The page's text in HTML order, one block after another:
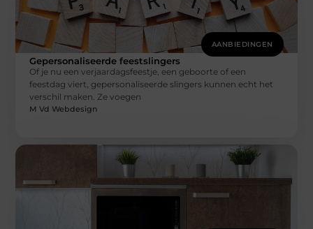
AANBIEDINGEN
Gepersonaliseerde feestslingers
Of je nu een verjaardagsfeestje, een geboorte of een
feestdag viert, gepersonaliseerde slingers kunnen echt het
verschil maken. Ze voegen
M Vd Webdesign